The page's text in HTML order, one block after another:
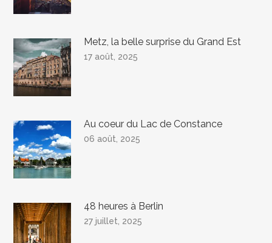
Metz, la belle surprise du Grand Est
17 août, 2025
Au coeur du Lac de Constance
06 août, 2025
48 heures à Berlin
27 juillet, 2025